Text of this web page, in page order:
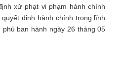
xử phạt vi phạm hành chính
định hành chính trong lĩnh
ban hành ngày 26 tháng 05